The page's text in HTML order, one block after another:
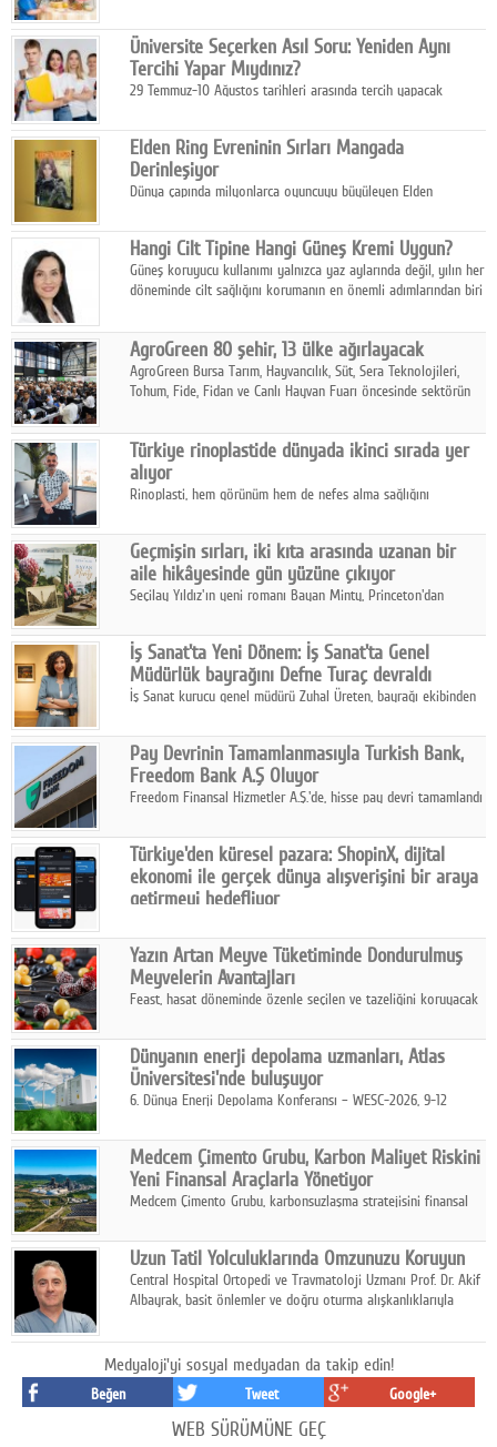
temizlik sağlayan, çevreye duyarlı bitkisel içerikli ürünleri tercih
ediyor.
Üniversite Seçerken Asıl Soru: Yeniden Aynı
Tercihi Yapar Mıydınız?
29 Temmuz-10 Ağustos tarihleri arasında tercih yapacak
Elden Ring Evreninin Sırları Mangada
Derinleşiyor
Dünya çapında milyonlarca oyuncuyu büyüleyen Elden
aksiyonu ve karanlık fantastik atmosferi bir araya getirmeyi
sürdürüyor.
Hangi Cilt Tipine Hangi Güneş Kremi Uygun?
Güneş koruyucu kullanımı yalnızca yaz aylarında değil, yılın her
döneminde cilt sağlığını korumanın en önemli adımlarından biri
AgroGreen 80 şehir, 13 ülke ağırlayacak
AgroGreen Bursa Tarım, Hayvancılık, Süt, Sera Teknolojileri,
Tohum, Fide, Fidan ve Canlı Hayvan Fuarı öncesinde sektörün
Türkiye rinoplastide dünyada ikinci sırada yer
alıyor
Rinoplasti, hem görünüm hem de nefes alma sağlığını
biri konumunda.
Geçmişin sırları, iki kıta arasında uzanan bir
aile hikâyesinde gün yüzüne çıkıyor
Seçilay Yıldız'ın yeni romanı Bayan Minty, Princeton'dan
katmanlı bir aile hikâyesi anlatıyor.
İş Sanat'ta Yeni Dönem: İş Sanat'ta Genel
Müdürlük bayrağını Defne Turaç devraldı
İş Sanat kurucu genel müdürü Zuhal Üreten, bayrağı ekibinden
Pay Devrinin Tamamlanmasıyla Turkish Bank,
Freedom Bank A.Ş Oluyor
Freedom Finansal Hizmetler A.Ş.'de, hisse pay devri tamamlandı
Turkish Bank'ın ticaret unvanının “Freedom Bank A.Ş.” olmasına
karar verildi.
Türkiye'den küresel pazara: ShopinX, dijital
ekonomi ile gerçek dünya alışverişini bir araya
getirmeyi hedefliyor
ekonomi ile gerçek dünya alışveriş deneyimi arasında köprü
kurmayı hedefleyen vizyonuyla uluslararası pazarlara açılıyor.
Yazın Artan Meyve Tüketiminde Dondurulmuş
Meyvelerin Avantajları
Feast, hasat döneminde özenle seçilen ve tazeliğini koruyacak
pratik, güvenilir ve lezzetli bir alternatif sunuyor.
Dünyanın enerji depolama uzmanları, Atlas
Üniversitesi'nde buluşuyor
6. Dünya Enerji Depolama Konferansı – WESC-2026, 9-12
sahipliğinde gerçekleştirilecek.
Medcem Çimento Grubu, Karbon Maliyet Riskini
Yeni Finansal Araçlarla Yönetiyor
Medcem Çimento Grubu, karbonsuzlaşma stratejisini finansal
Uzun Tatil Yolculuklarında Omzunuzu Koruyun
Central Hospital Ortopedi ve Travmatoloji Uzmanı Prof. Dr. Akif
Albayrak, basit önlemler ve doğru oturma alışkanlıklarıyla
Medyaloji'yi sosyal medyadan da takip edin!
Beğen Tweet Google+
WEB SÜRÜMÜNE GEÇ